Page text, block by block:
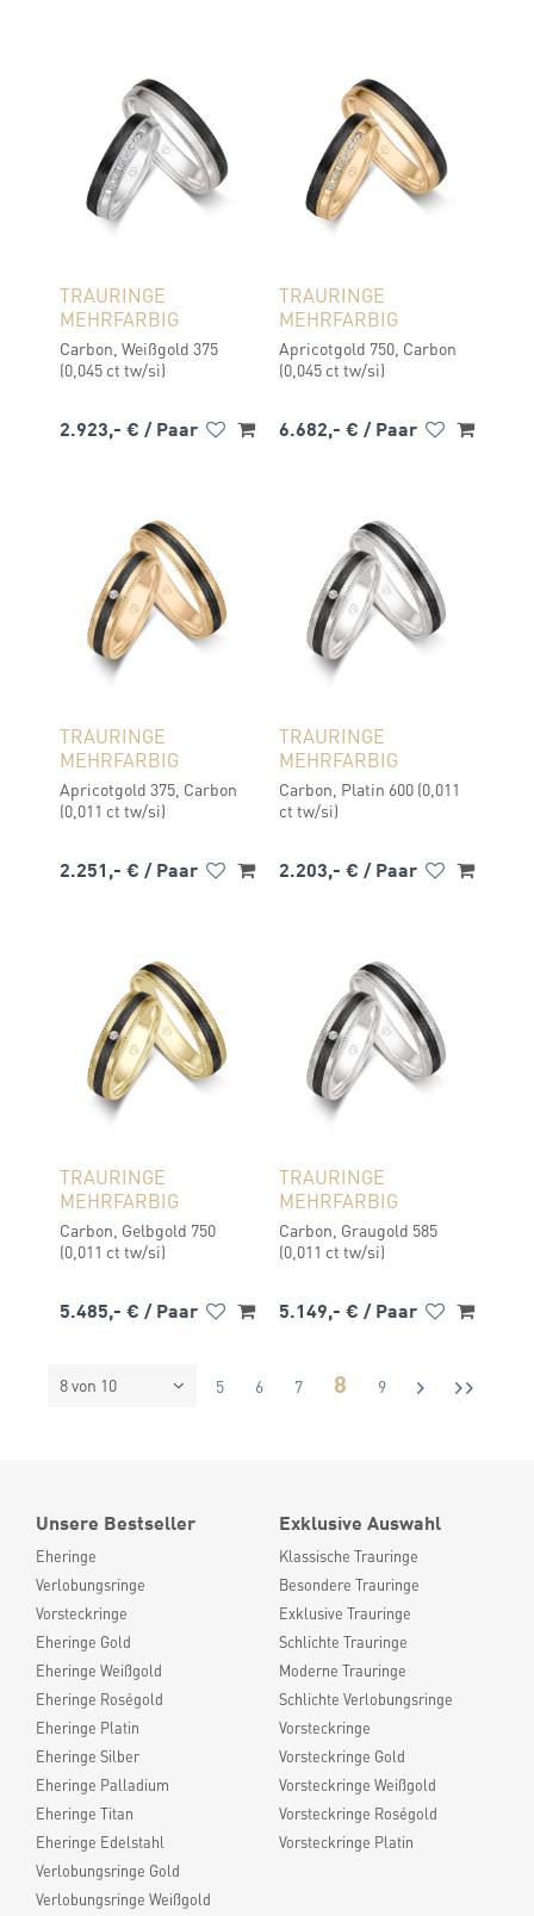
TRAURINGE
MEHRFARBIG
Carbon, Weißgold 375
(0,045 ct tw/si)
2.923,- € / Paar
TRAURINGE
MEHRFARBIG
Apricotgold 750, Carbon
(0,045 ct tw/si)
6.682,- € / Paar
TRAURINGE
MEHRFARBIG
Apricotgold 375, Carbon
(0,011 ct tw/si)
2.251,- € / Paar
TRAURINGE
MEHRFARBIG
Carbon, Platin 600 (0,011
ct tw/si)
2.203,- € / Paar
TRAURINGE
MEHRFARBIG
Carbon, Gelbgold 750
(0,011 ct tw/si)
5.485,- € / Paar
TRAURINGE
MEHRFARBIG
Carbon, Graugold 585
(0,011 ct tw/si)
5.149,- € / Paar
8 von 10 5 6 7 8 9
Unsere Bestseller
Eheringe
Verlobungsringe
Vorsteckringe
Eheringe Gold
Eheringe Weißgold
Eheringe Roségold
Eheringe Platin
Eheringe Silber
Eheringe Palladium
Eheringe Titan
Eheringe Edelstahl
Verlobungsringe Gold
Verlobungsringe Weißgold
Exklusive Auswahl
Klassische Trauringe
Besondere Trauringe
Exklusive Trauringe
Schlichte Trauringe
Moderne Trauringe
Schlichte Verlobungsringe
Vorsteckringe
Vorsteckringe Gold
Vorsteckringe Weißgold
Vorsteckringe Roségold
Vorsteckringe Platin